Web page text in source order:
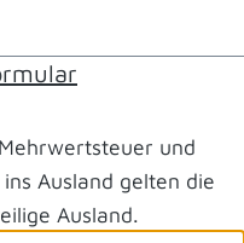
und
Ausland gelten die
Ausland.